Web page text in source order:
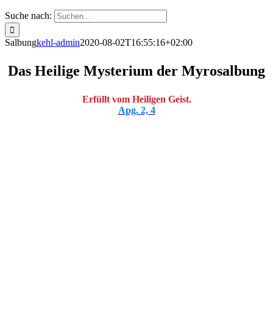
Suche nach:
Salbungkehl-admin2020-08-02T16:55:16+02:00
Das Heilige Mysterium der Myrosalbung
Erfüllt vom Heiligen Geist.
Apg. 2, 4